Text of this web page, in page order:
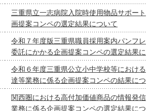
三重県立一志病院入院時使用物品サポート
画提案コンペの選定結果について
令和７年度版三重県職員採用案内パンフレ
委託にかかる企画提案コンペの選定結果に
令和６年度三重県公立小中学校等における
達等業務に係る企画提案コンペの結果につ
関西圏における高付加価値商品の情報発信
業務に係る企画提案コンペの選定結果につ